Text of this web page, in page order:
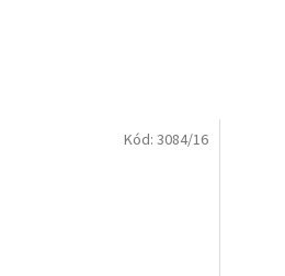
Kód:3084/16